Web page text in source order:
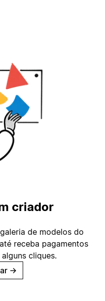
criador
de modelos do
receba pagamentos
cliques.
→